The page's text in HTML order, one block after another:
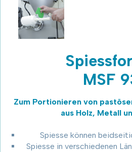
MSF
Zum Portionieren von
aus Holz, Metall
Spiesse können
Spiesse in verschiedenen